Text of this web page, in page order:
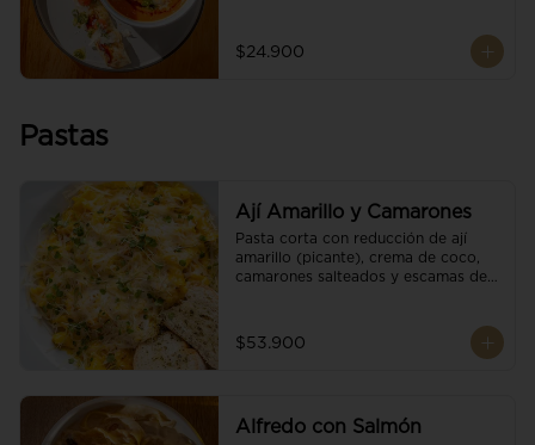
Acompañado de un tostón de pan
focaccia.
$24.900
Pastas
Ají Amarillo y Camarones
Pasta corta con reducción de ají
amarillo (picante), crema de coco,
camarones salteados y escamas de
$53.900
Alfredo con Salmón